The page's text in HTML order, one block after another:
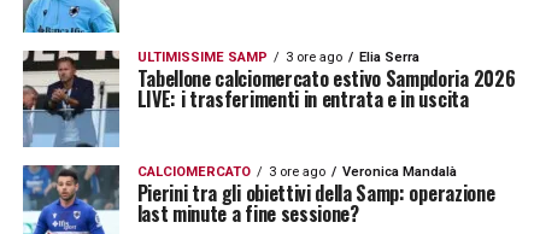
ULTIMISSIME SAMP 3 ore ago Elia Serra
Tabellone calciomercato estivo Sampdoria 2026
LIVE: i trasferimenti in entrata e in uscita
CALCIOMERCATO 3 ore ago Veronica Mandalà
Pierini tra gli obiettivi della Samp: operazione
last minute a fine sessione?